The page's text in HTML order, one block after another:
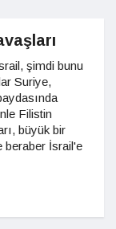
şimdi bunu
Suriye,
Filistin
büyük bir
beraber İsrail'e